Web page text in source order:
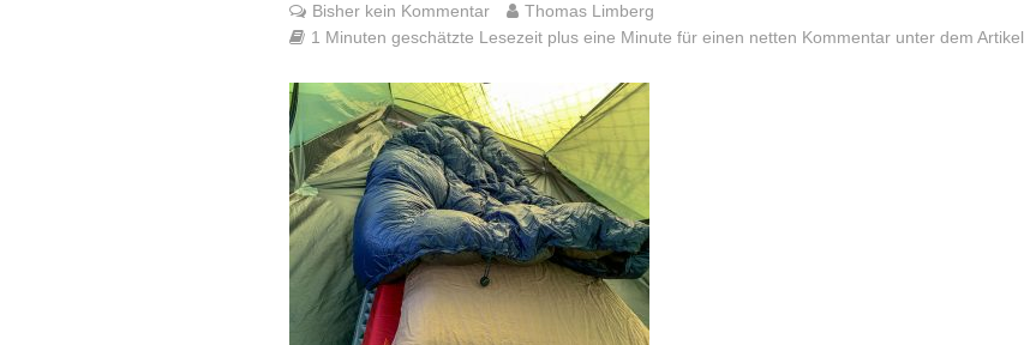
Bisher kein Kommentar
Thomas Limberg
1 Minuten geschätzte Lesezeit plus eine Minute für einen netten Kommentar unter dem Artikel